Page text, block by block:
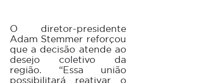
O diretor-presidente
Adam Stemmer reforçou
que a decisão atende ao
desejo coletivo da
região. “Essa união
possibilitará reativar o